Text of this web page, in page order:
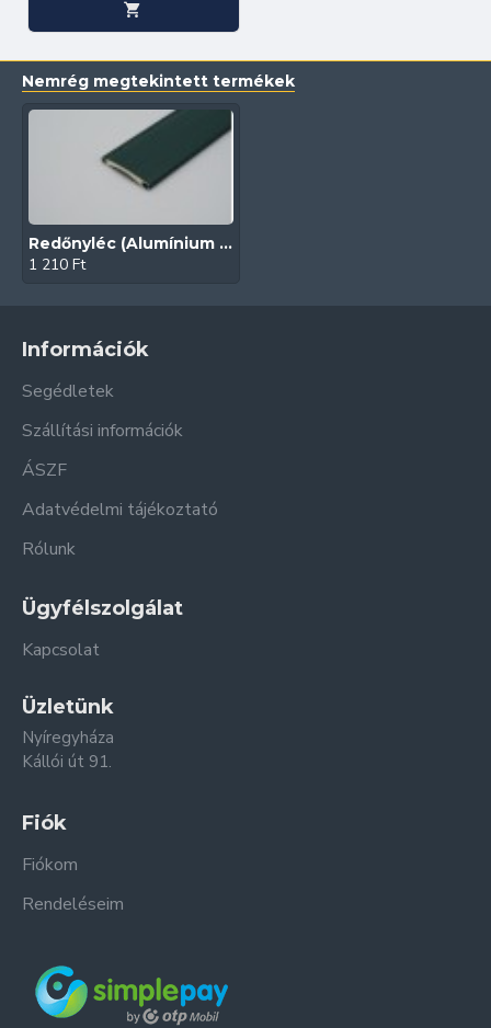
Nemrég megtekintett termékek
Redőnyléc (Alumínium | 45 mm | Zöld)
1 210 Ft
Információk
Segédletek
Szállítási információk
ÁSZF
Adatvédelmi tájékoztató
Rólunk
Ügyfélszolgálat
Kapcsolat
Üzletünk
Nyíregyháza
Kállói út 91.
Fiók
Fiókom
Rendeléseim